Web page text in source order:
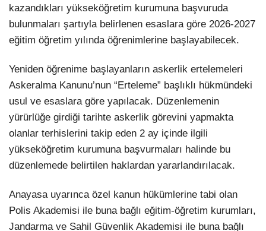
kazandıkları yükseköğretim kurumuna başvuruda
bulunmaları şartıyla belirlenen esaslara göre 2026-2027
eğitim öğretim yılında öğrenimlerine başlayabilecek.
Yeniden öğrenime başlayanların askerlik ertelemeleri
Askeralma Kanunu’nun “Erteleme” başlıklı hükmündeki
usul ve esaslara göre yapılacak. Düzenlemenin
yürürlüğe girdiği tarihte askerlik görevini yapmakta
olanlar terhislerini takip eden 2 ay içinde ilgili
yükseköğretim kurumuna başvurmaları halinde bu
düzenlemede belirtilen haklardan yararlandırılacak.
Anayasa uyarınca özel kanun hükümlerine tabi olan
Polis Akademisi ile buna bağlı eğitim-öğretim kurumları,
Jandarma ve Sahil Güvenlik Akademisi ile buna bağlı